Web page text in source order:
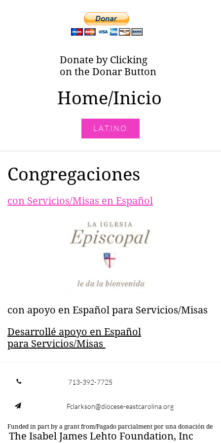
Donate by Clicking
on the Donar Button
Home/Inicio
L.A.T.I.N.O.
Congregaciones
con Servicios/Misas en Español
​con apoyo en Español para Servicios/Misas
Desarrollé apoyo en Español
para Servicios/Misas
 713-392-7725
 Fclarkson@diocese-eastcarolina.org
Funded in part by a grant from/Pagado parcialment por una donación de
The Isabel James Lehto Foundation, Inc